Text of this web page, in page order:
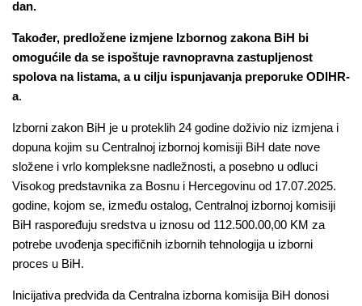
dan.
Također, predložene izmjene Izbornog zakona BiH bi
omogućile da se ispoštuje ravnopravna zastupljenost
spolova na listama, a u cilju ispunjavanja preporuke ODIHR-
a.
Izborni zakon BiH je u proteklih 24 godine doživio niz izmjena i
dopuna kojim su Centralnoj izbornoj komisiji BiH date nove
složene i vrlo kompleksne nadležnosti, a posebno u odluci
Visokog predstavnika za Bosnu i Hercegovinu od 17.07.2025.
godine, kojom se, između ostalog, Centralnoj izbornoj komisiji
BiH raspoređuju sredstva u iznosu od 112.500.00,00 KM za
potrebe uvođenja specifičnih izbornih tehnologija u izborni
proces u BiH.
Inicijativa predviđa da Centralna izborna komisija BiH donosi